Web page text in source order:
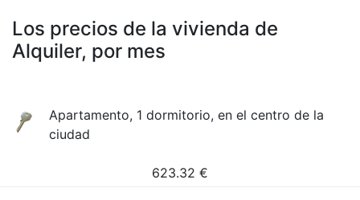
Los precios de la vivienda de
Alquiler, por mes
Apartamento, 1 dormitorio, en el centro de la
ciudad
623.32 €